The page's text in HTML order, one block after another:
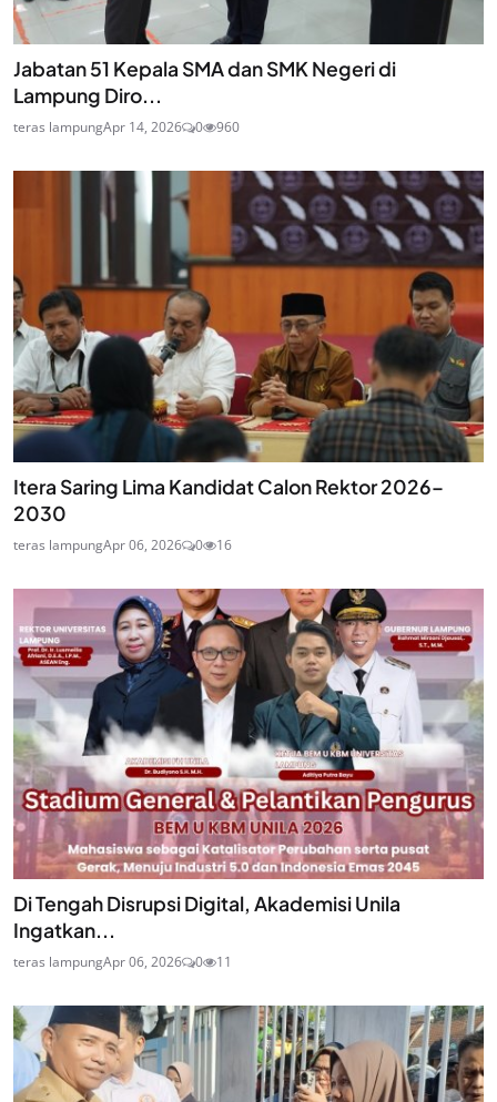
Jabatan 51 Kepala SMA dan SMK Negeri di
Lampung Diro...
teras lampungApr 14, 2026 0 960
Itera Saring Lima Kandidat Calon Rektor 2026–
2030
teras lampungApr 06, 2026 0 16
Di Tengah Disrupsi Digital, Akademisi Unila
Ingatkan...
teras lampungApr 06, 2026 0 11